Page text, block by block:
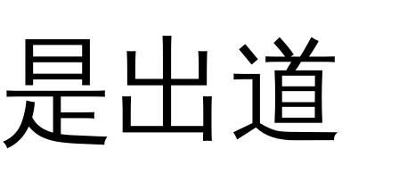
是出道